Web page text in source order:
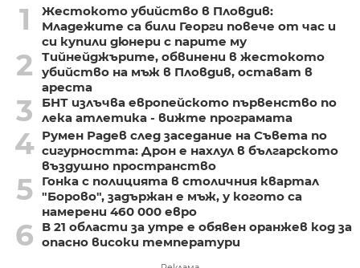
1
Жестокото убийство в Пловдив:
Младежите са били Георги повече от час и
си купили дюнери с парите му
2
Тийнейджърите, обвинени в жестокото
убийство на мъж в Пловдив, остават в
ареста
3
БНТ излъчва европейското първенство по
лека атлетика - вижте програмата
4 Румен Радев след заседание на Съвета по
сигурността: Дрон е нахлул в българското
въздушно пространство
5
Гонка с полицията в столичния квартал
"Борово", задържан е мъж, у когото са
намерени 460 000 евро
6
В 21 области за утре е обявен оранжев код за
опасно високи температури